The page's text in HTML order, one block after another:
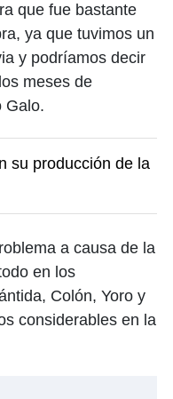
que fue bastante
ya que tuvimos un
y podríamos decir
meses de
Galo.
su producción de la
a causa de la
en los
Colón, Yoro y
considerables en la